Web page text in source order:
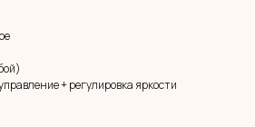
+ регулировка яркости
свяжемся